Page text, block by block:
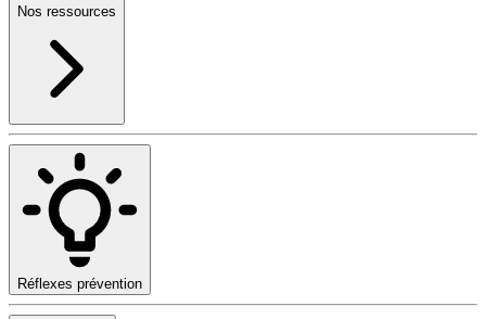
Nos ressources
Réflexes prévention